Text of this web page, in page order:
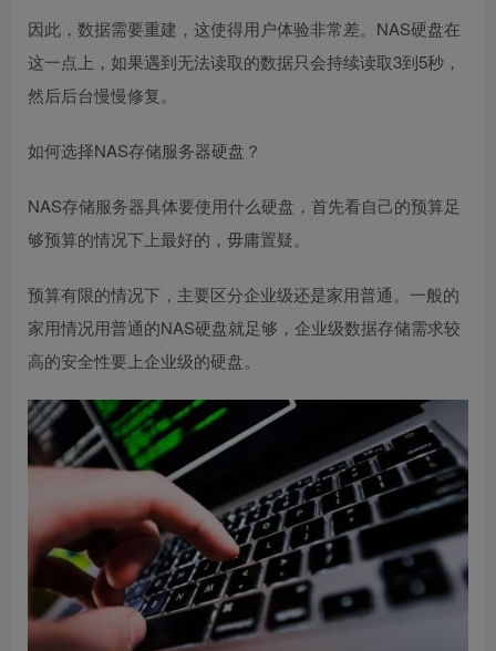
因此，数据需要重建，这使得用户体验非常差。NAS硬盘在
这一点上，如果遇到无法读取的数据只会持续读取3到5秒，
然后后台慢慢修复。
如何选择NAS存储服务器硬盘？
NAS存储服务器具体要使用什么硬盘，首先看自己的预算足
够预算的情况下上最好的，毋庸置疑。
预算有限的情况下，主要区分企业级还是家用普通。一般的
家用情况用普通的NAS硬盘就足够，企业级数据存储需求较
高的安全性要上企业级的硬盘。